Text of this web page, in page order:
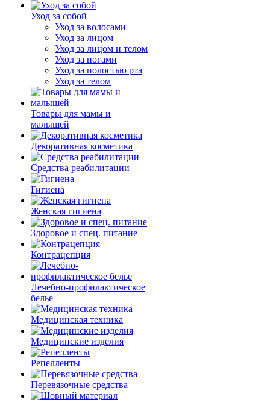
Уход за собой
Уход за волосами
Уход за лицом
Уход за лицом и телом
Уход за ногами
Уход за полостью рта
Уход за телом
Товары для мамы и
малышей
Декоративная косметика
Средства реабилитации
Гигиена
Женская гигиена
Здоровое и спец. питание
Контрацепция
Лечебно-профилактическое
белье
Медицинская техника
Медицинские изделия
Репелленты
Перевязочные средства